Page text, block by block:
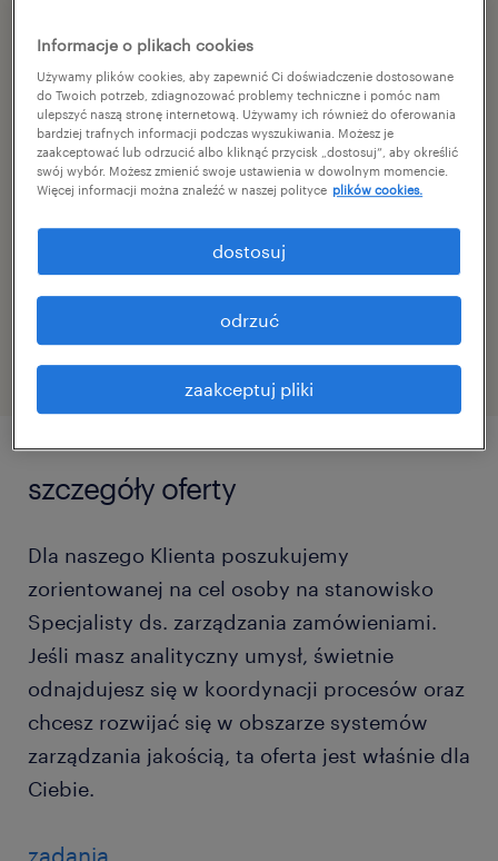
praca tymczasowa
pełen etat
specjalizacja
administracja
szczegóły oferty
Dla naszego Klienta poszukujemy
zorientowanej na cel osoby na stanowisko
Specjalisty ds. zarządzania zamówieniami.
Jeśli masz analityczny umysł, świetnie
odnajdujesz się w koordynacji procesów oraz
chcesz rozwijać się w obszarze systemów
zarządzania jakością, ta oferta jest właśnie dla
Ciebie.
zadania
Informacje o plikach cookies
Używamy plików cookies, aby zapewnić Ci doświadczenie dostosowane
do Twoich potrzeb, zdiagnozować problemy techniczne i pomóc nam
ulepszyć naszą stronę internetową. Używamy ich również do oferowania
bardziej trafnych informacji podczas wyszukiwania. Możesz je
zaakceptować lub odrzucić albo kliknąć przycisk „dostosuj”, aby określić
swój wybór. Możesz zmienić swoje ustawienia w dowolnym momencie.
Więcej informacji można znaleźć w naszej polityce plików cookies.
zaakceptuj pliki
odrzuć
dostosuj